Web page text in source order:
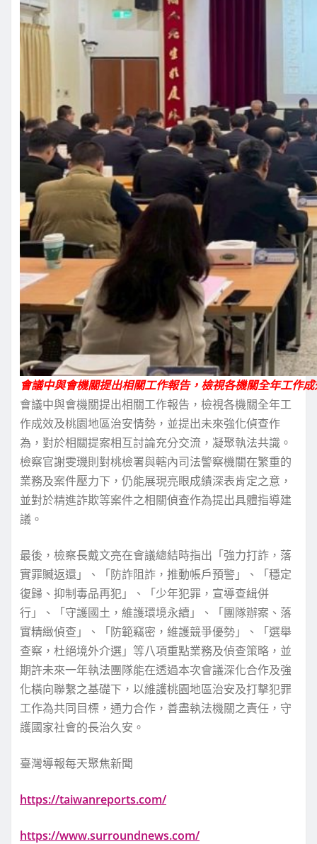
會議中與會機關提出相關工作報告，檢視各機關全年工作
會議中與會機關提出相關工作報告，檢視各機關全年工
作成效及桃園地區治安情勢，並提出未來強化偵查作
為，對於相關提案相互討論充分交流，凝聚執法共識。
檢察官謝雯璣則對桃檢署與轄內司法警察機關在繁重的
業務及案件壓力下，仍能展現亮眼成績深表肯定之意，
並對於精進詐欺等案件之相關偵查作為提出具體指導建
議。
最後，檢察長戴文亮在會議總結時指出「強力打詐，落
實罪贓返還」、「防詐阻詐，推動帳戶預警」、「穩定
復歸、抑制毒品再犯」、「少年犯罪，宣導查緝併
行」、「守護國土，維護環境永續」、「團隊辦案、落
實精緻偵查」、「防範竊密，維護競爭優勢」、「選舉
查察，杜絕境外介選」等八項重點業務及偵查策略，並
期許未來一年執法團隊能在透過本次會議深化合作及強
化橫向聯繫之基礎下，以維護桃園地區治安及打擊犯罪
工作為共同目標，通力合作，善盡執法機關之責任，守
護國家社會的長治久安。
臺灣導報每天聚焦新聞
https://taiwanreports.com/
https://www.surroundnews.com/